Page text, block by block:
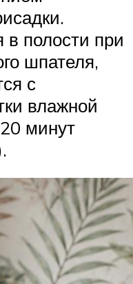
в полости при
шпателя,
с
влажной
минут